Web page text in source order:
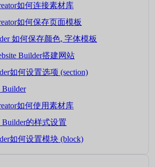
如何连接素材库
如何保存页面模板
如何保存颜色, 字体模板
Builder搭建网站
如何设置选项 (section)
Builder
如何使用素材库
Builder的样式设置
如何设置模块 (block)